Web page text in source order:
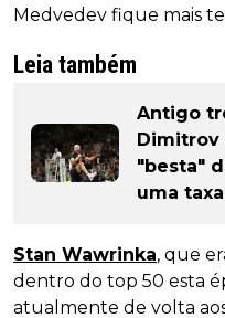
Medvedev fique mais
Leia também
Antigo
Dimitrov
"besta"
uma
Stan Wawrinka, que
dentro do top 50 esta
atualmente de volta